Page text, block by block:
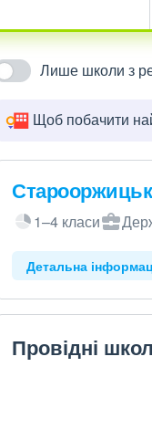
Лише школи з
Щоб побачити
1–4 класи
Детальна
Провідні